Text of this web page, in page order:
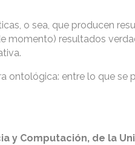
o sea, que producen
momento) resultados
ontológica: entre lo que se
y Computación, de la